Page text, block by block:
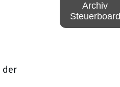
der
Archiv
Steuerboard